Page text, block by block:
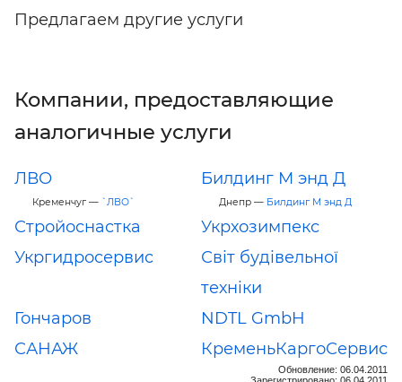
Предлагаем другие услуги
Компании, предоставляющие
аналогичные услуги
ЛВО
Кременчуг — `ЛВО`
Билдинг М энд Д
Днепр — Билдинг М энд Д
Стройоснастка
Укрхозимпекс
Укргидросервис
Світ будівельної
техніки
Гончаров
NDTL GmbH
САНАЖ
КременьКаргоСервис
Обновление: 06.04.2011